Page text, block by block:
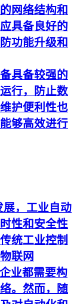
网络结构和
具备良好的
功能升级和
具备较强的
行，防止数
护便利性也
够高效进行
展，工业自动
性和安全性
统工业控制
联网
业都需要构
。然而，随